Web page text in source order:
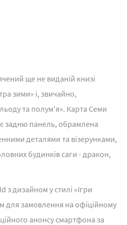
ще не виданій книзі
зими» і, звичайно,
та полум'я». Карта Семи
задню панель, обрамлена
деталями та візерунками,
будинків саги - дракон,
з дизайном у стилі «Ігри
для замовлення на офіційному
анонсу смартфона за